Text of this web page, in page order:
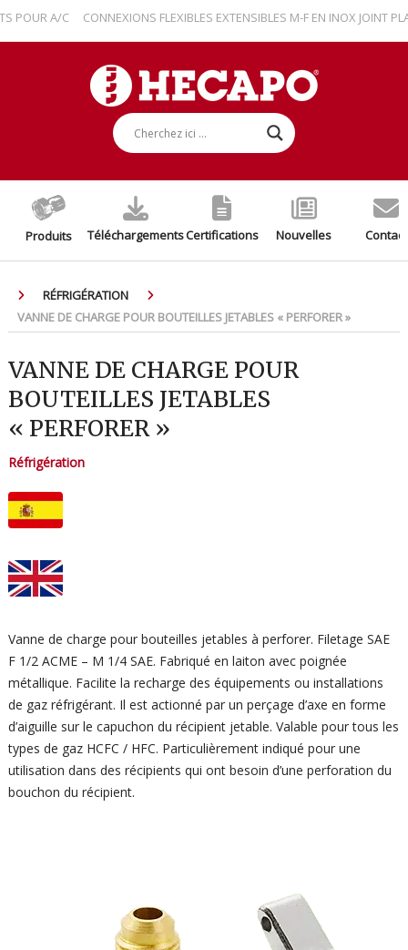
A/C CONNEXIONS FLEXIBLES EXTENSIBLES M-F EN INOX JOINT PLAT
Produits TéléchargementsCertifications Nouvelles Contact
RÉFRIGÉRATION
VANNE DE CHARGE POUR BOUTEILLES JETABLES « PERFORER »
VANNE DE CHARGE POUR
BOUTEILLES JETABLES
« PERFORER »
Réfrigération
Vanne de charge pour bouteilles jetables à perforer. Filetage SAE
F 1/2 ACME – M 1/4 SAE. Fabriqué en laiton avec poignée
métallique. Facilite la recharge des équipements ou installations
de gaz réfrigérant. Il est actionné par un perçage d’axe en forme
d’aiguille sur le capuchon du récipient jetable. Valable pour tous les
types de gaz HCFC / HFC. Particulièrement indiqué pour une
utilisation dans des récipients qui ont besoin d’une perforation du
bouchon du récipient.